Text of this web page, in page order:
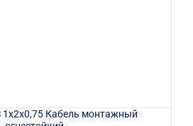
1х2х0,75 Кабель монтажный